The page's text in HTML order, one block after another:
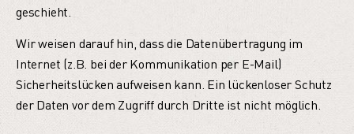
geschieht.
Wir weisen darauf hin, dass die Datenübertragung im
Internet (z.B. bei der Kommunikation per E-Mail)
Sicherheitslücken aufweisen kann. Ein lückenloser Schutz
der Daten vor dem Zugriff durch Dritte ist nicht möglich.